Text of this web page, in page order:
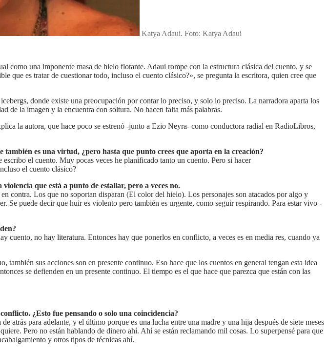
Katya Adaui. Foto: Katya Adaui
como una imponente masa de hielo flotante. Adaui rompe con la estructura clásica del cuento, y se
que es tratar de cuestionar todo, incluso el cuento clásico?», se pregunta la escritora, quien cree que
donde existe una preocupación por contar lo preciso, y solo lo preciso. La narradora aparta los
de la imagen y la encuentra con soltura. No hacen falta más palabras.
la autora, que hace poco se estrenó -junto a Ezio Neyra- como conductora radial en RadioLibros,
es una virtud, ¿pero hasta que punto crees que aporta en la creación?
el cuento. Muy pocas veces he planificado tanto un cuento. Pero si hacer
el cuento clásico?
que está a punto de estallar, pero a veces no.
contra. Los que no soportan disparan (El color del hielo). Los personajes son atacados por algo y
puede decir que huir es violento pero también es urgente, como seguir respirando. Para estar vivo -
no hay literatura. Entonces hay que ponerlos en conflicto, a veces es en media res, cuando ya
sus acciones son en presente continuo. Eso hace que los cuentos en general tengan esta idea
se defienden en un presente continuo. El tiempo es el que hace que parezca que están con las
¿Esto fue pensando o solo una coincidencia?
atrás para adelante, y el último porque es una lucha entre una madre y una hija después de siete meses
Pero no están hablando de dinero ahí. Ahí se están reclamando mil cosas. Lo superpensé para que
y otros tipos de técnicas ahí.